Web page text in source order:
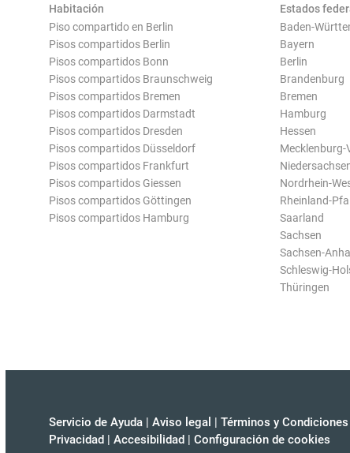
Habitación
Piso compartido en Berlin
Pisos compartidos Berlin
Pisos compartidos Bonn
Pisos compartidos Braunschweig
Pisos compartidos Bremen
Pisos compartidos Darmstadt
Pisos compartidos Dresden
Pisos compartidos Düsseldorf
Pisos compartidos Frankfurt
Pisos compartidos Giessen
Pisos compartidos Göttingen
Pisos compartidos Hamburg
Estados
Baden-
Bayern
Berlin
Brandenburg
Bremen
Hamburg
Hessen
Nordrhein-
Rheinland-
Saarland
Sachsen
Sachsen-
Schleswig-
Thüringen
Servicio de Ayuda | Aviso legal | Términos y Condiciones
Privacidad | Accesibilidad | Configuración de cookies